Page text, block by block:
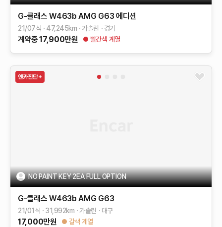
G-클래스 W463b AMG G63 에디션
21/07식 47,245km 가솔린 경기
계약중17,900만원 빨간색 계열
NO PAINT KEY 2EA FULL OPTION
G-클래스 W463b AMG G63
21/01식 31,992km 가솔린 대구
17,000만원 갈색 계열